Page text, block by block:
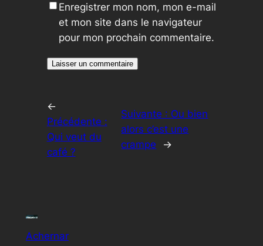
Enregistrer mon nom, mon e-mail
et mon site dans le navigateur
pour mon prochain commentaire.
←
Précédente :
Qui veut du
café ?
Suivante : Ou bien
alors c’est une
crampe
→
Achernar